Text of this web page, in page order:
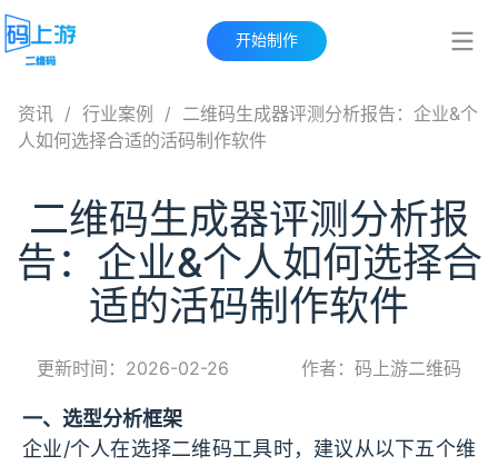
开始制作
资讯 / 行业案例 / 二维码生成器评测分析报告：企业&个
人如何选择合适的活码制作软件
二维码生成器评测分析报
告：企业&个人如何选择合
适的活码制作软件
更新时间：2026-02-26 作者：码上游二维码
一、选型分析框架
企业/个人在选择二维码工具时，建议从以下五个维